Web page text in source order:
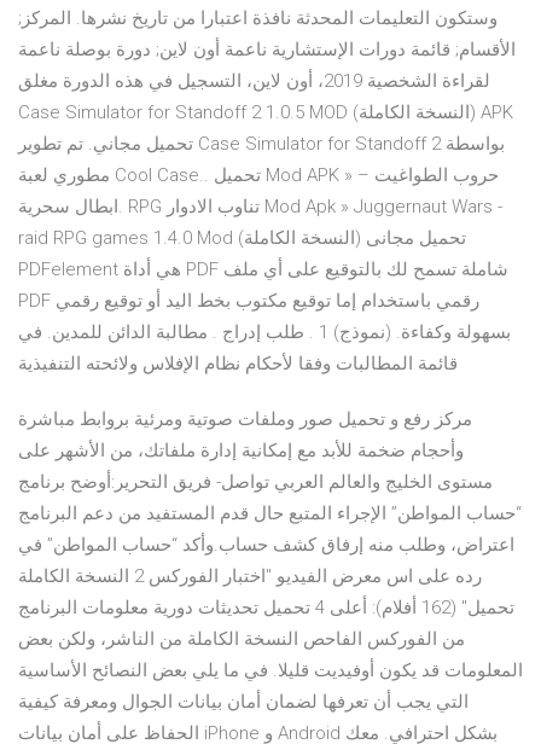
وستكون التعليمات المحدثة نافذة اعتبارا من تاريخ نشرها. المركز;
الأقسام; قائمة دورات الإستشارية ناعمة أون لاين; دورة بوصلة ناعمة
لقراءة الشخصية 2019، أون لاين، التسجيل في هذه الدورة مغلق
Case Simulator for Standoff 2 1.0.5 MOD (النسخة الكاملة) APK
تحميل مجاني. تم تطوير Case Simulator for Standoff 2 بواسطة
مطوري لعبة Cool Case.. تحميل Mod APK » حروب الطواغيت –
ابطال سحرية. RPG تناوب الادوار Mod Apk » Juggernaut Wars -
raid RPG games 1.4.0 Mod (النسخة الكاملة) تحميل مجانى
PDFelement هي أداة PDF شاملة تسمح لك بالتوقيع على أي ملف
PDF رقمي باستخدام إما توقيع مكتوب بخط اليد أو توقيع رقمي
بسهولة وكفاءة. (نموذج) 1 . طلب إدراج . مطالبة الدائن للمدين. في
قائمة المطالبات وفقا لأحكام نظام الإفلاس ولائحته التنفيذية
مركز رفع و تحميل صور وملفات صوتية ومرئية بروابط مباشرة
وأحجام ضخمة للأبد مع إمكانية إدارة ملفاتك، من الأشهر على
مستوى الخليج والعالم العربي تواصل- فريق التحرير:أوضح برنامج
“حساب المواطن” الإجراء المتبع حال قدم المستفيد من دعم البرنامج
اعتراض، وطلب منه إرفاق كشف حساب.وأكد “حساب المواطن” في
رده على اس معرض الفيديو "اختبار الفوركس 2 النسخة الكاملة
تحميل" (162 أفلام): أعلى 4 تحميل تحديثات دورية معلومات البرنامج
من الفوركس الفاحص النسخة الكاملة من الناشر، ولكن بعض
المعلومات قد يكون أوفيديت قليلا. في ما يلي بعض النصائح الأساسية
التي يجب أن تعرفها لضمان أمان بيانات الجوال ومعرفة كيفية
الحفاظ على أمان بيانات iPhone و Android بشكل احترافي. معك